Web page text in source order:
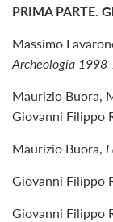
PRIMA PARTE.
Massimo
Archeologia
Maurizio Buora,
Giovanni Filippo
Maurizio Buora,
Giovanni Filippo
Giovanni Filippo